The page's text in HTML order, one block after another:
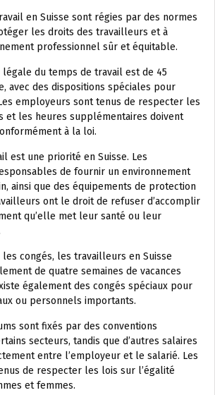
en Suisse sont régies par des normes
les droits des travailleurs et à
professionnel sûr et équitable.
légale du temps de travail est de 45
avec des dispositions spéciales pour
employeurs sont tenus de respecter les
et les heures supplémentaires doivent
à la loi.
est une priorité en Suisse. Les
de fournir un environnement
ainsi que des équipements de protection
ont le droit de refuser d’accomplir
qu’elle met leur santé ou leur
les congés, les travailleurs en Suisse
de quatre semaines de vacances
également des congés spéciaux pour
ou personnels importants.
sont fixés par des conventions
secteurs, tandis que d’autres salaires
entre l’employeur et le salarié. Les
de respecter les lois sur l’égalité
et femmes.